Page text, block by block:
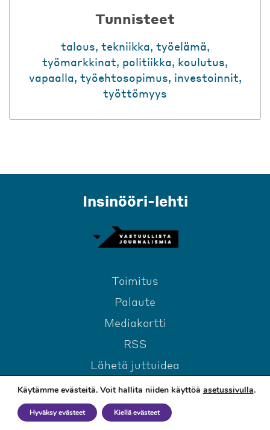
Tunnisteet
talous, tekniikka, työelämä,
työmarkkinat, politiikka, koulutus,
vapaalla, työehtosopimus, investoinnit,
työttömyys
Insinööri-lehti
Toimitus
Palaute
Mediakortti
RSS
Lähetä juttuidea
Käytämme evästeitä. Voit hallita niiden käyttöä asetussivulla.
Hyväksy evästeet Kiellä evästeet